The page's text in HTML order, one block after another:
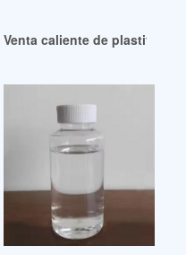
bajo precio
Venta caliente de